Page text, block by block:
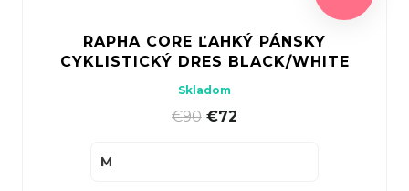
RAPHA CORE ĽAHKÝ PÁNSKY
CYKLISTICKÝ DRES BLACK/WHITE
Skladom
€90 €72
M